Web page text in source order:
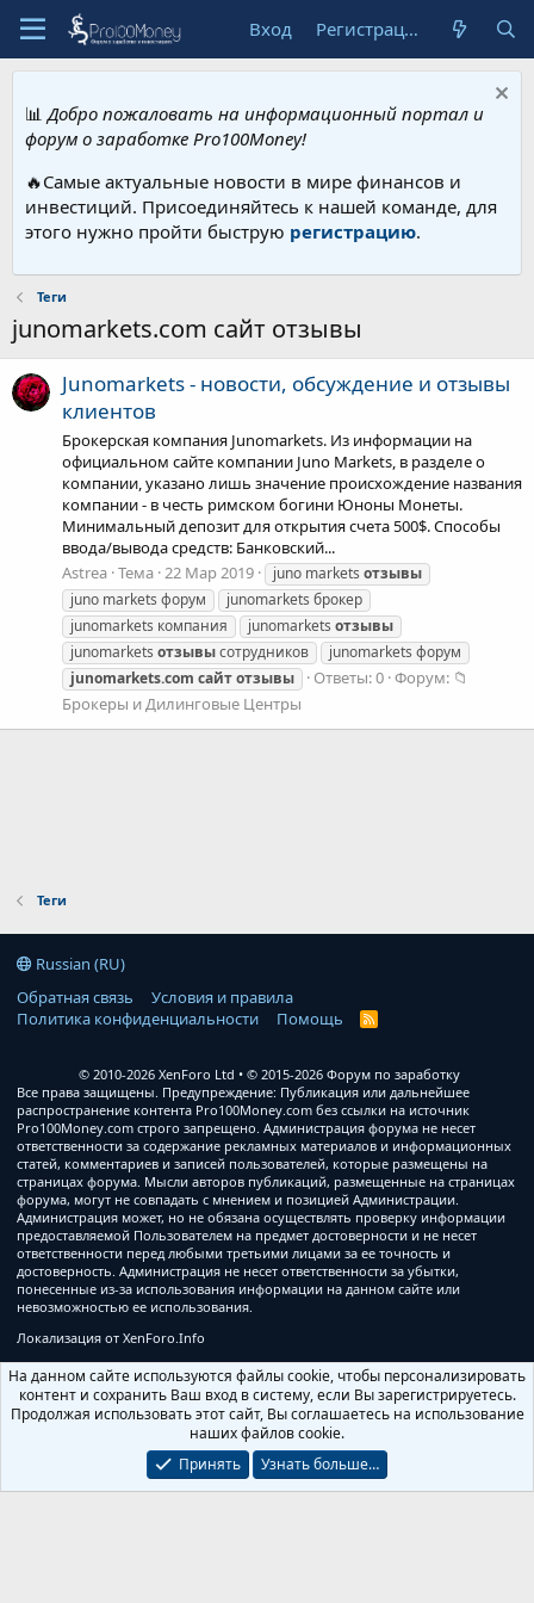
Вход Регистрация
📊 Добро пожаловать на информационный портал и
форум о заработке Pro100Money!
🔥Самые актуальные новости в мире финансов и
инвестиций. Присоединяйтесь к нашей команде, для
этого нужно пройти быструю регистрацию.
Теги
junomarkets.com сайт отзывы
Junomarkets - новости, обсуждение и отзывы
клиентов
Брокерская компания Junomarkets. Из информации на
официальном сайте компании Juno Markets, в разделе о
компании, указано лишь значение происхождение названия
компании - в честь римском богини Юноны Монеты.
Минимальный депозит для открытия счета 500$. Способы
ввода/вывода средств: Банковский...
Astrea Тема 22 Мар 2019 juno markets отзывы
juno markets форум
junomarkets брокер
junomarkets компания
junomarkets отзывы
junomarkets отзывысотрудников
junomarkets форум
junomarkets.com сайтотзывы Ответы: 0 Форум: 📁
Брокеры и Дилинговые Центры
Теги
Russian (RU)
Обратная связь
Условия и правила
Политика конфиденциальности
Помощь
R
© 2010-2026 XenForo Ltd
© 2015-2026 Форум по заработку
Все права защищены. Предупреждение: Публикация или дальнейшее
распространение контента Pro100Money.com без ссылки на источник
Pro100Money.com строго запрещено. Администрация форума не несет
ответственности за содержание рекламных материалов и информационных
статей, комментариев и записей пользователей, которые размещены на
страницах форума. Мысли авторов публикаций, размещенные на страницах
форума, могут не совпадать с мнением и позицией Администрации.
Администрация может, но не обязана осуществлять проверку информации
предоставляемой Пользователем на предмет достоверности и не несет
ответственности перед любыми третьими лицами за ее точность и
достоверность. Администрация не несет ответственности за убытки,
понесенные из-за использования информации на данном сайте или
невозможностью ее использования.
Локализация от XenForo.Info
На данном сайте используются файлы cookie, чтобы персонализировать
контент и сохранить Ваш вход в систему, если Вы зарегистрируетесь.
Продолжая использовать этот сайт, Вы соглашаетесь на использование
наших файлов cookie.
Принять
Узнать больше…